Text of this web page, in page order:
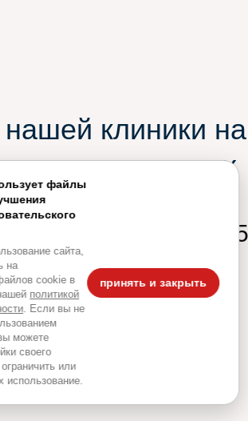
нашей клиники на
площадках
5 / 5
файлы
сайта,
на
cookie в
политикой
. Если вы не
можете
своего
или
использование.
принять и закрыть